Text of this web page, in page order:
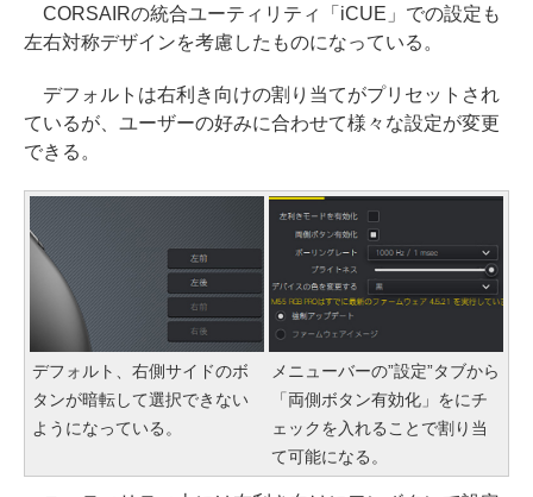
CORSAIRの統合ユーティリティ「iCUE」での設定も
左右対称デザインを考慮したものになっている。
デフォルトは右利き向けの割り当てがプリセットされ
ているが、ユーザーの好みに合わせて様々な設定が変更
できる。
デフォルト、右側サイドのボ
タンが暗転して選択できない
ようになっている。
メニューバーの”設定”タブから
「両側ボタン有効化」をにチ
ェックを入れることで割り当
て可能になる。